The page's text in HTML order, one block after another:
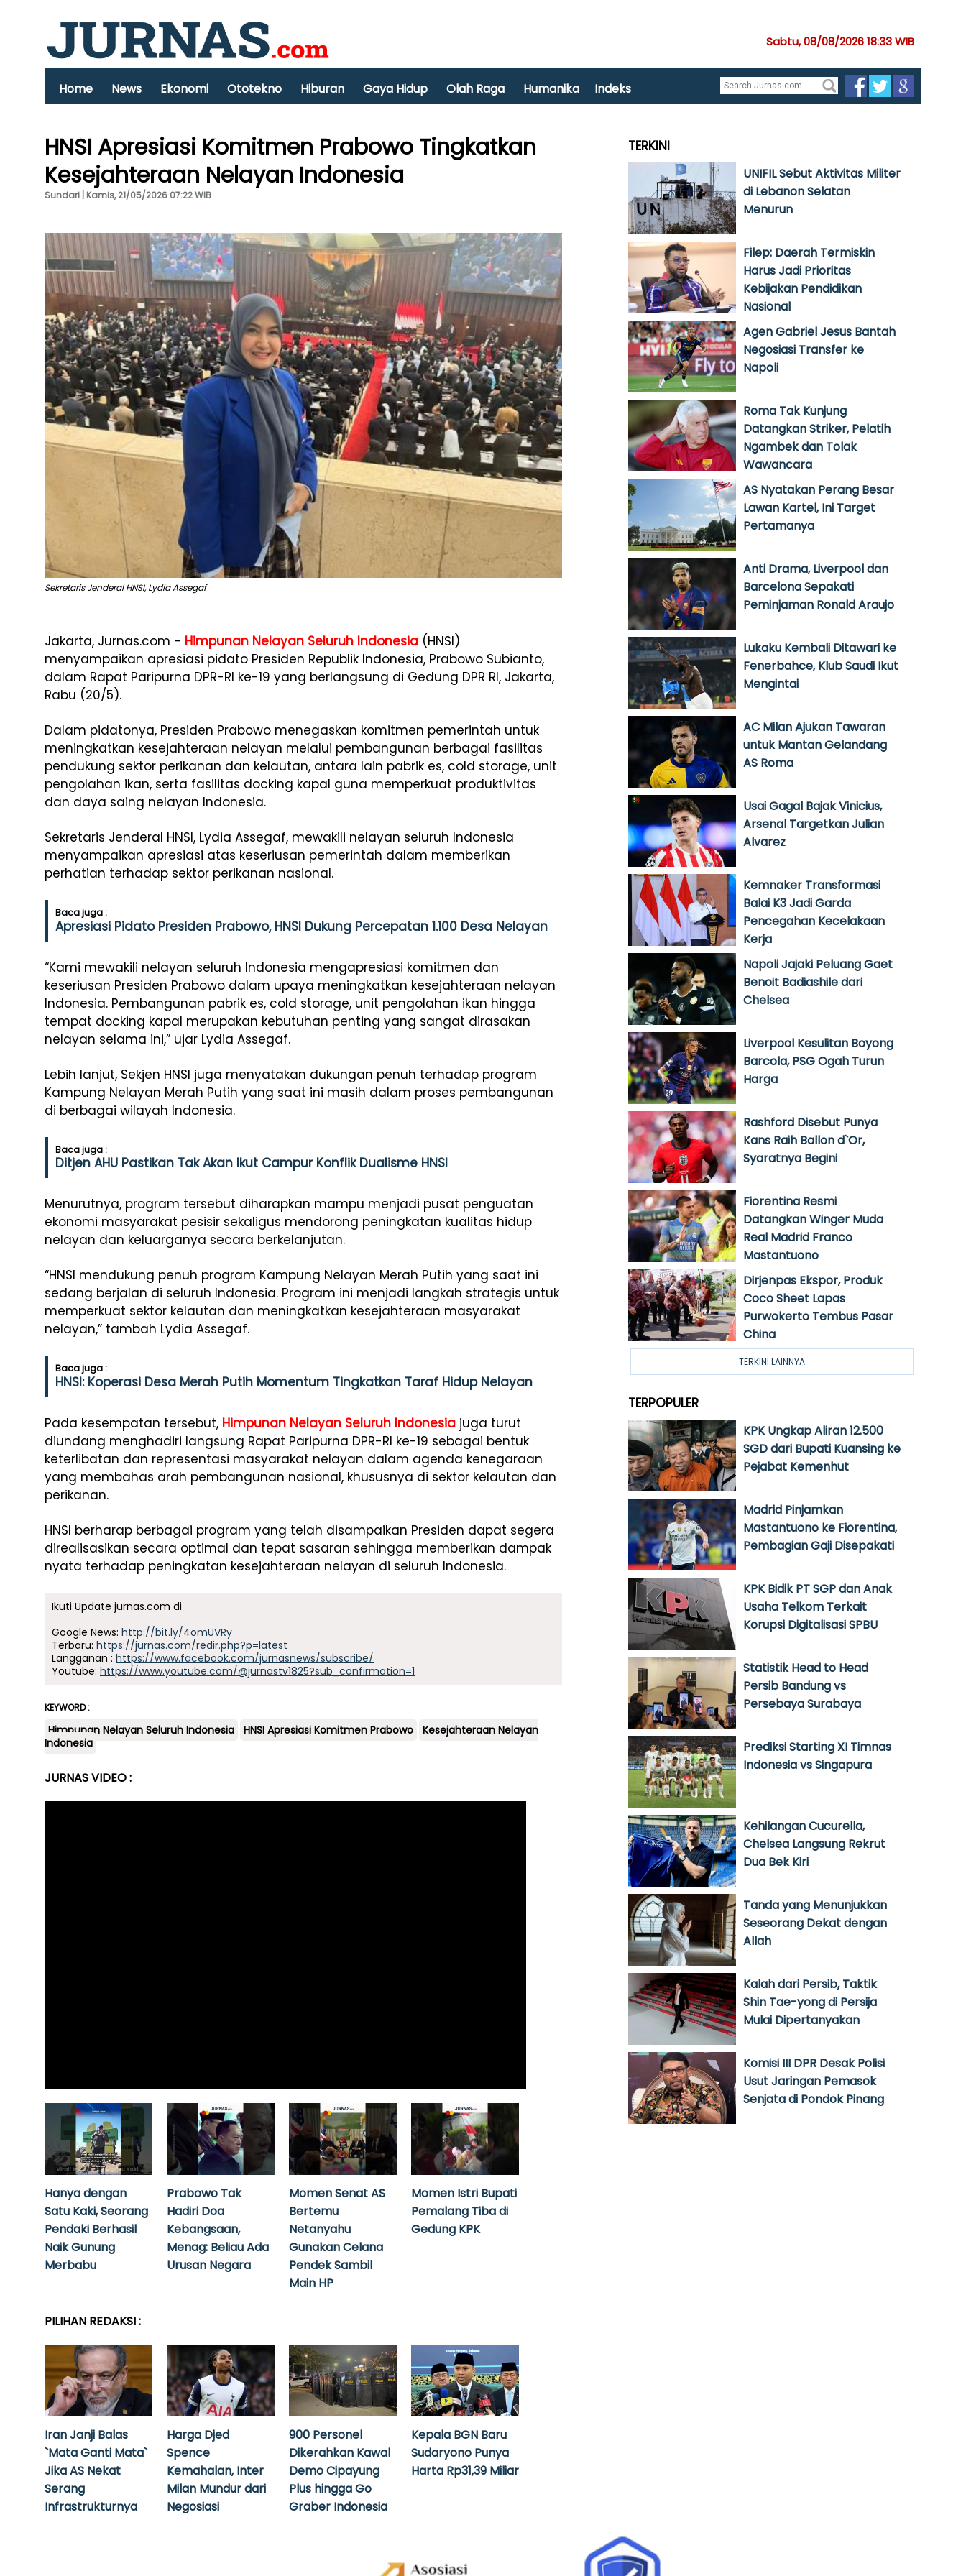
Sabtu, 08/08/2026 18:33 WIB
Home News Ekonomi Ototekno Hiburan Gaya Hidup Olah Raga Humanika Indeks
HNSI Apresiasi Komitmen Prabowo Tingkatkan
Kesejahteraan Nelayan Indonesia
Sundari | Kamis, 21/05/2026 07:22 WIB
Sekretaris Jenderal HNSI, Lydia Assegaf
Jakarta, Jurnas.com - Himpunan Nelayan Seluruh Indonesia (HNSI)
menyampaikan apresiasi pidato Presiden Republik Indonesia, Prabowo Subianto,
dalam Rapat Paripurna DPR-RI ke-19 yang berlangsung di Gedung DPR RI, Jakarta,
Rabu (20/5).
Dalam pidatonya, Presiden Prabowo menegaskan komitmen pemerintah untuk
meningkatkan kesejahteraan nelayan melalui pembangunan berbagai fasilitas
pendukung sektor perikanan dan kelautan, antara lain pabrik es, cold storage, unit
pengolahan ikan, serta fasilitas docking kapal guna memperkuat produktivitas
dan daya saing nelayan Indonesia.
Sekretaris Jenderal HNSI, Lydia Assegaf, mewakili nelayan seluruh Indonesia
menyampaikan apresiasi atas keseriusan pemerintah dalam memberikan
perhatian terhadap sektor perikanan nasional.
Baca juga :
Apresiasi Pidato Presiden Prabowo, HNSI Dukung Percepatan 1.100 Desa Nelayan
“Kami mewakili nelayan seluruh Indonesia mengapresiasi komitmen dan
keseriusan Presiden Prabowo dalam upaya meningkatkan kesejahteraan nelayan
Indonesia. Pembangunan pabrik es, cold storage, unit pengolahan ikan hingga
tempat docking kapal merupakan kebutuhan penting yang sangat dirasakan
nelayan selama ini,” ujar Lydia Assegaf.
Lebih lanjut, Sekjen HNSI juga menyatakan dukungan penuh terhadap program
Kampung Nelayan Merah Putih yang saat ini masih dalam proses pembangunan
di berbagai wilayah Indonesia.
Baca juga :
Ditjen AHU Pastikan Tak Akan Ikut Campur Konflik Dualisme HNSI
Menurutnya, program tersebut diharapkan mampu menjadi pusat penguatan
ekonomi masyarakat pesisir sekaligus mendorong peningkatan kualitas hidup
nelayan dan keluarganya secara berkelanjutan.
“HNSI mendukung penuh program Kampung Nelayan Merah Putih yang saat ini
sedang berjalan di seluruh Indonesia. Program ini menjadi langkah strategis untuk
memperkuat sektor kelautan dan meningkatkan kesejahteraan masyarakat
nelayan,” tambah Lydia Assegaf.
Baca juga :
HNSI: Koperasi Desa Merah Putih Momentum Tingkatkan Taraf Hidup Nelayan
Pada kesempatan tersebut, Himpunan Nelayan Seluruh Indonesia juga turut
diundang menghadiri langsung Rapat Paripurna DPR-RI ke-19 sebagai bentuk
keterlibatan dan representasi masyarakat nelayan dalam agenda kenegaraan
yang membahas arah pembangunan nasional, khususnya di sektor kelautan dan
perikanan.
HNSI berharap berbagai program yang telah disampaikan Presiden dapat segera
direalisasikan secara optimal dan tepat sasaran sehingga memberikan dampak
nyata terhadap peningkatan kesejahteraan nelayan di seluruh Indonesia.
Ikuti Update jurnas.com di
Google News: http://bit.ly/4omUVRy
Terbaru: https://jurnas.com/redir.php?p=latest
Langganan : https://www.facebook.com/jurnasnews/subscribe/
Youtube: https://www.youtube.com/@jurnastv1825?sub_confirmation=1
KEYWORD :
Himpunan Nelayan Seluruh Indonesia HNSI Apresiasi Komitmen Prabowo
Kesejahteraan Nelayan
Indonesia
JURNAS VIDEO :
Hanya dengan
Satu Kaki, Seorang
Pendaki Berhasil
Naik Gunung
Merbabu
Prabowo Tak
Hadiri Doa
Kebangsaan,
Menag: Beliau Ada
Urusan Negara
Momen Senat AS
Bertemu
Netanyahu
Gunakan Celana
Pendek Sambil
Main HP
Momen Istri Bupati
Pemalang Tiba di
Gedung KPK
PILIHAN REDAKSI :
Iran Janji Balas
`Mata Ganti Mata`
Jika AS Nekat
Serang
Infrastrukturnya
Harga Djed
Spence
Kemahalan, Inter
Milan Mundur dari
Negosiasi
900 Personel
Dikerahkan Kawal
Demo Cipayung
Plus hingga Go
Graber Indonesia
Kepala BGN Baru
Sudaryono Punya
Harta Rp31,39 Miliar
TERKINI
UNIFIL Sebut Aktivitas Militer
di Lebanon Selatan
Menurun
Filep: Daerah Termiskin
Harus Jadi Prioritas
Kebijakan Pendidikan
Nasional
Agen Gabriel Jesus Bantah
Negosiasi Transfer ke
Napoli
Roma Tak Kunjung
Datangkan Striker, Pelatih
Ngambek dan Tolak
Wawancara
AS Nyatakan Perang Besar
Lawan Kartel, Ini Target
Pertamanya
Anti Drama, Liverpool dan
Barcelona Sepakati
Peminjaman Ronald Araujo
Lukaku Kembali Ditawari ke
Fenerbahce, Klub Saudi Ikut
Mengintai
AC Milan Ajukan Tawaran
untuk Mantan Gelandang
AS Roma
Usai Gagal Bajak Vinicius,
Arsenal Targetkan Julian
Alvarez
Kemnaker Transformasi
Balai K3 Jadi Garda
Pencegahan Kecelakaan
Kerja
Napoli Jajaki Peluang Gaet
Benoit Badiashile dari
Chelsea
Liverpool Kesulitan Boyong
Barcola, PSG Ogah Turun
Harga
Rashford Disebut Punya
Kans Raih Ballon d`Or,
Syaratnya Begini
Fiorentina Resmi
Datangkan Winger Muda
Real Madrid Franco
Mastantuono
Dirjenpas Ekspor, Produk
Coco Sheet Lapas
Purwokerto Tembus Pasar
China
TERKINI LAINNYA
TERPOPULER
KPK Ungkap Aliran 12.500
SGD dari Bupati Kuansing ke
Pejabat Kemenhut
Madrid Pinjamkan
Mastantuono ke Fiorentina,
Pembagian Gaji Disepakati
KPK Bidik PT SGP dan Anak
Usaha Telkom Terkait
Korupsi Digitalisasi SPBU
Statistik Head to Head
Persib Bandung vs
Persebaya Surabaya
Prediksi Starting XI Timnas
Indonesia vs Singapura
Kehilangan Cucurella,
Chelsea Langsung Rekrut
Dua Bek Kiri
Tanda yang Menunjukkan
Seseorang Dekat dengan
Allah
Kalah dari Persib, Taktik
Shin Tae-yong di Persija
Mulai Dipertanyakan
Komisi III DPR Desak Polisi
Usut Jaringan Pemasok
Senjata di Pondok Pinang